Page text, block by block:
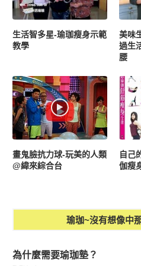
生活智多星-瑜珈瘦身示範
教學
美味
過生
腰
畫鬼臉抗力球-玩美的人類
@緯來綜合台
自己
伽瘦
瑜珈~沒有想像中
為什麼需要瑜珈墊？